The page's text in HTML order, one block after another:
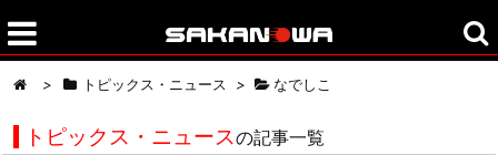
> トピックス・ニュース > なでしこ
トピックス・ニュースの記事一覧